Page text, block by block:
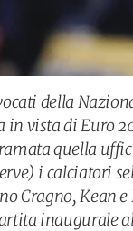
della
in vista di Euro
quella
i calciatori
Cragno, Kean
inaugurale